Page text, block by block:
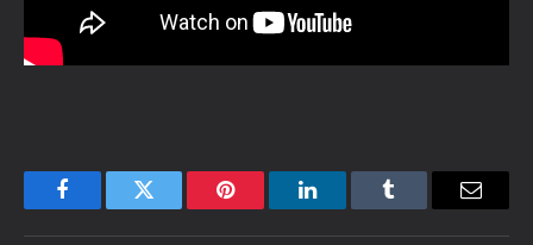
FacebookTwitter Pinterest LinkedInTumblr Email